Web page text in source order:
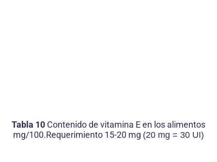
Tabla 10 Contenido de vitamina E en los alimentos
mg/100.Requerimiento 15-20 mg (20 mg = 30 UI)